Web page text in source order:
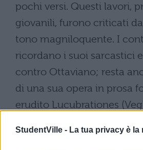
StudentVille - La tua privacy è
pochi versi. Questi lavori,
giovanili, furono criticati
tono magniloquente. I
ricordano i suoi sarcastici
contro Ottaviano; resta
di una sua opera in prosa
erudito Lucubrationes